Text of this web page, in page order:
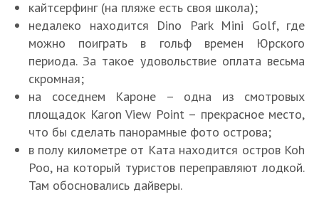
кайтсерфинг (на пляже есть своя школа);
недалеко находится Dino Park Mini Golf, где
можно поиграть в гольф времен Юрского
периода. За такое удовольствие оплата весьма
скромная;
на соседнем Кароне – одна из смотровых
площадок Karon View Point – прекрасное место,
что бы сделать панорамные фото острова;
в полу километре от Ката находится остров Koh
Poo, на который туристов переправляют лодкой.
Там обосновались дайверы.